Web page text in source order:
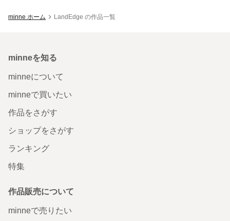
minne ホーム LandEdge の作品一覧
minneを知る
minneについて
minneで買いたい
作品をさがす
ショップをさがす
ランキング
特集
作品販売について
minneで売りたい